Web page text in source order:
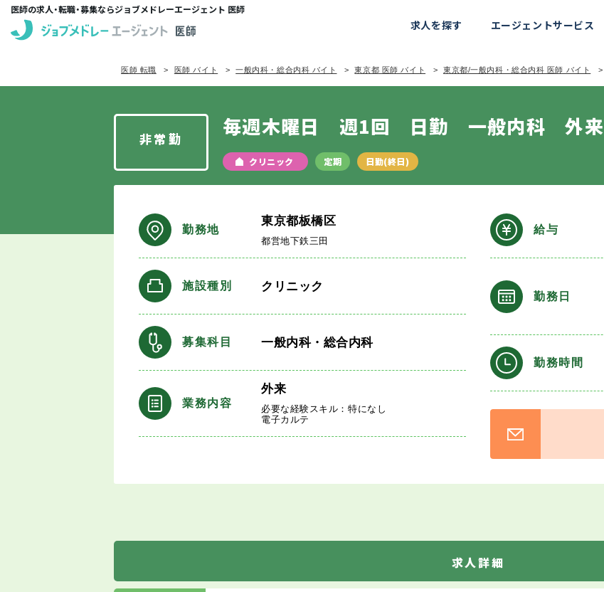
医師の求人・転職・募集ならジョブメドレーエージェント 医師
求人を探す エージェントサービス
医師 転職 医師 バイト 一般内科・総合内科 バイト 東京都 医師 バイト 東京都/一般内科・総合内科 医師 バイト
非常勤 毎週木曜日 週1回 日勤 一般内科 外来
クリニック 定期 日勤(終日)
勤務地
東京都板橋区
都営地下鉄三田
施設種別 クリニック
募集科目 一般内科・総合内科
業務内容
外来
必要な経験スキル：特になし
電子カルテ
給与
勤務日
勤務時間
求人詳細